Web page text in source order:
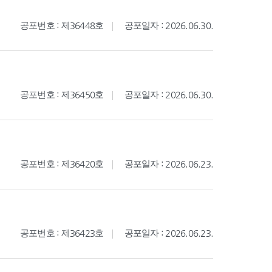
공포번호 : 제36448호 공포일자 : 2026.06.30.
공포번호 : 제36450호 공포일자 : 2026.06.30.
공포번호 : 제36420호 공포일자 : 2026.06.23.
공포번호 : 제36423호 공포일자 : 2026.06.23.